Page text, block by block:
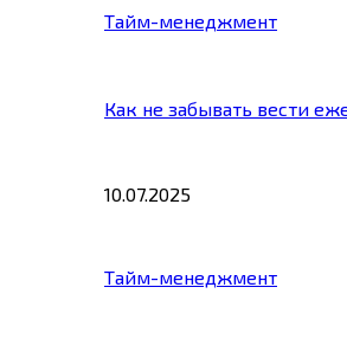
Тайм-менеджмент
Как не забывать вести
10.07.2025
Тайм-менеджмент